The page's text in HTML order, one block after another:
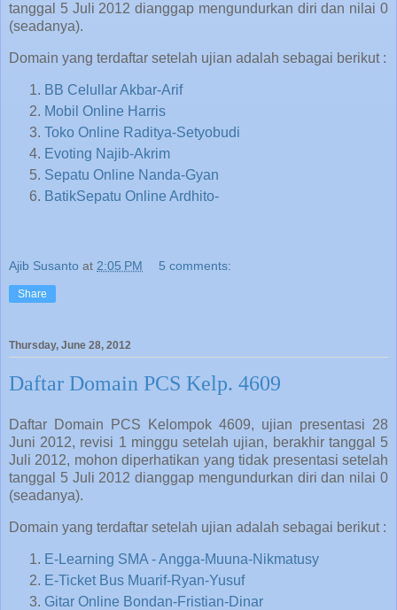
tanggal 5 Juli 2012 dianggap mengundurkan diri dan nilai 0
(seadanya).
Domain yang terdaftar setelah ujian adalah sebagai berikut :
BB Celullar Akbar-Arif
Mobil Online Harris
Toko Online Raditya-Setyobudi
Evoting Najib-Akrim
Sepatu Online Nanda-Gyan
BatikSepatu Online Ardhito-
Ajib Susanto at 2:05 PM 5 comments:
Share
Thursday, June 28, 2012
Daftar Domain PCS Kelp. 4609
Daftar Domain PCS Kelompok 4609, ujian presentasi 28
Juni 2012, revisi 1 minggu setelah ujian, berakhir tanggal 5
Juli 2012, mohon diperhatikan yang tidak presentasi setelah
tanggal 5 Juli 2012 dianggap mengundurkan diri dan nilai 0
(seadanya).
Domain yang terdaftar setelah ujian adalah sebagai berikut :
E-Learning SMA - Angga-Muuna-Nikmatusy
E-Ticket Bus Muarif-Ryan-Yusuf
Gitar Online Bondan-Fristian-Dinar